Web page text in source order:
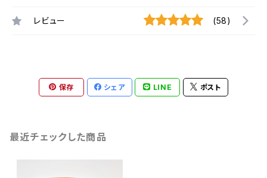
レビュー (58)
保存 シェア LINE ポスト
最近チェックした商品